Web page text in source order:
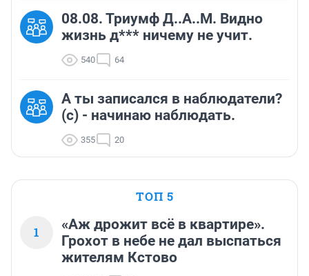
08.08. Триумф Д..А..М. Видно
жизнь д*** ничему не учит.
540 64
А ты записался в наблюдатели?
(c) - начинаю наблюдать.
355 20
ТОП 5
1
«Аж дрожит всё в квартире».
Грохот в небе не дал выспаться
жителям Кстово